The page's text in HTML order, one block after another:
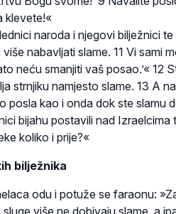
klevete!«
naroda i njegovi bilježnici
nabavljati slame. 11 Vi sami
neću smanjiti vaš posao.’« 12
strnjiku namjesto slame. 13 A
posla kao i onda dok ste slamu
bijahu postavili nad Izraelcima
koliko i prije?«
bilježnika
odu i potuže se faraonu:
više ne dobivaju slame, a